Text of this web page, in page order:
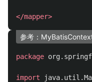
</mapper>
参考：
package
import